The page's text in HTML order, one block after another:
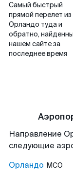
Самый быстрый
прямой перелет из
Орландо туда и
обратно,
нашем сайте за
последнее время
Направление
следующие
Орландо MCO